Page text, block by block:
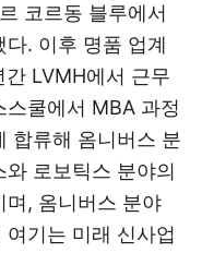
코르동 블루에서
다. 이후 명품 업계
LVMH에서 근무
쿨에서 MBA 과정
합류해 옴니버스 분
로보틱스 분야의
며, 옴니버스 분야
기는 미래 신사업